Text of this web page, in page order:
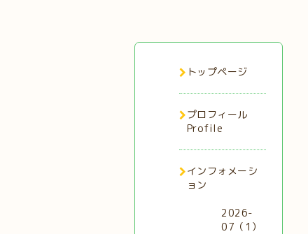
トップページ
プロフィール
Profile
インフォメーシ
ョン
2026-
07（1）